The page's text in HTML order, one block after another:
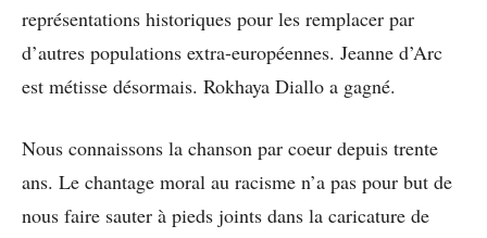
représentations historiques pour les remplacer par
d’autres populations extra-européennes. Jeanne d’Arc
est métisse désormais. Rokhaya Diallo a gagné.
Nous connaissons la chanson par coeur depuis trente
ans. Le chantage moral au racisme n’a pas pour but de
nous faire sauter à pieds joints dans la caricature de